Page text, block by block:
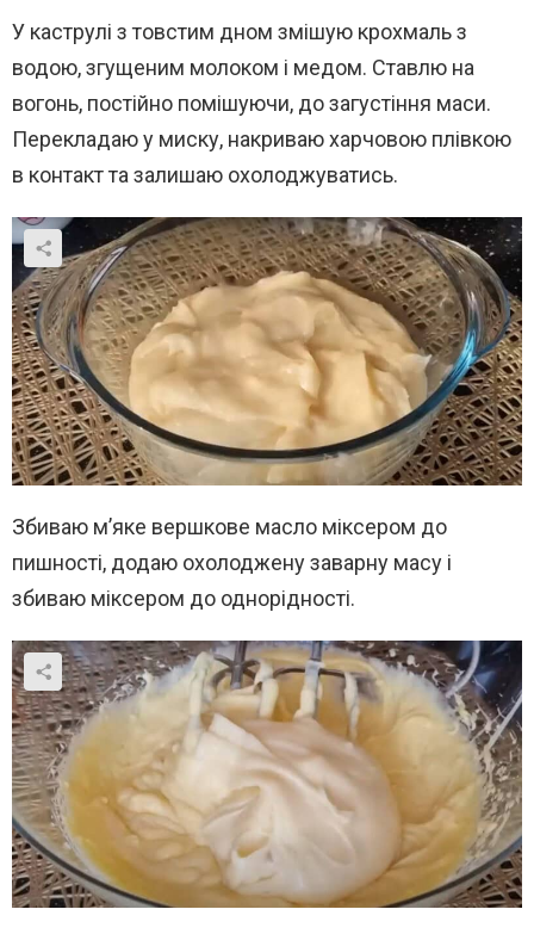
У каструлі з товстим дном змішую крохмаль з
водою, згущеним молоком і медом. Ставлю на
вогонь, постійно помішуючи, до загустіння маси.
Перекладаю у миску, накриваю харчовою плівкою
в контакт та залишаю охолоджуватись.
Збиваю м’яке вершкове масло міксером до
пишності, додаю охолоджену заварну масу і
збиваю міксером до однорідності.